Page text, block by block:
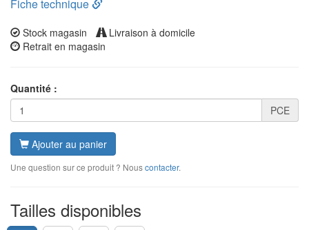
Fiche technique
Stock magasin
Livraison à domicile
Retrait en magasin
Quantité :
PCE
Ajouter au panier
Une question sur ce produit ? Nouscontacter.
Tailles disponibles